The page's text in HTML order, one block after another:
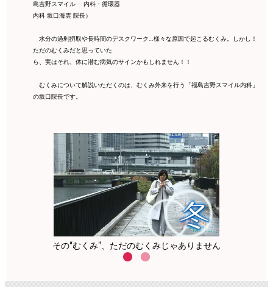
島吉野スマイル 内科・循環器
内科 坂口海雲 院長）
水分の過剰摂取や長時間のデスクワーク…様々な原因で起こるむくみ。しかし！
ただのむくみだと思っていた
ら、実はそれ、体に潜む病気のサインかもしれません！！
むくみについて解説いただくのは、むくみ外来を行う「福島吉野スマイル内科」
の坂口院長です。
その“むくみ”、ただのむくみじゃありません